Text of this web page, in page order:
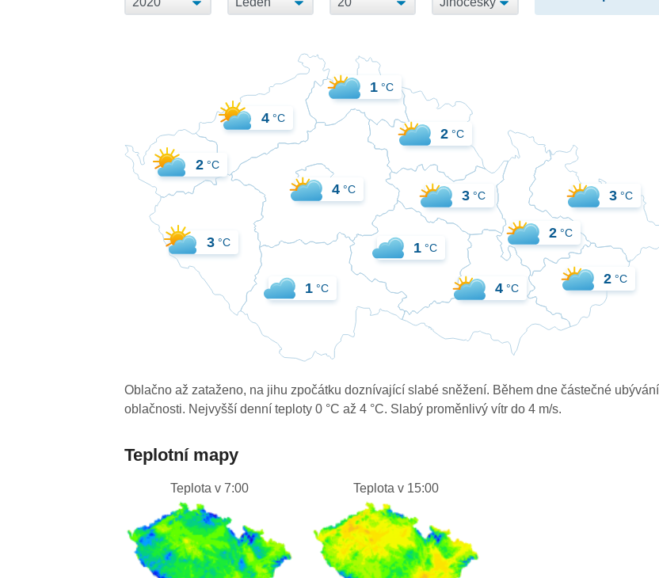
1 °C 4 °C
2 °C
2 °C
1 °C
3 °C
2 °C
3 °C
3 °C
4 °C
4 °C
1 °C
2 °C
Oblačno až zataženo, na jihu zpočátku doznívající slabé sněžení. Během dne částečné ubývání
oblačnosti. Nejvyšší denní teploty 0 °C až 4 °C. Slabý proměnlivý vítr do 4 m/s.
Teplotní mapy
Teplota v 7:00 Teplota v 15:00